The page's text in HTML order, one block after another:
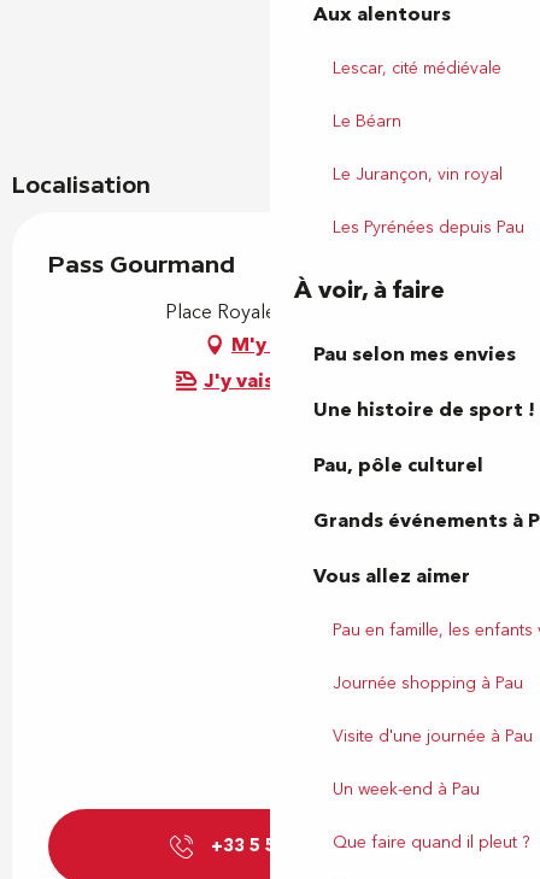
Aux alentours
Lescar, cité médiévale
Le Béarn
Le Jurançon, vin royal
Les Pyrénées depuis Pau
À voir, à faire
Pau selon mes envies
Une histoire de sport !
Pau, pôle culturel
Grands événements à
Vous allez aimer
Pau en famille, les
Journée shopping à Pau
Visite d'une journée à Pau
Un week-end à Pau
Que faire quand il pleut ?
Localisation
Pass Gourmand
Place Royale, 64000 Pau
M'y rendre
J'y vais en train !
+33 5 59 27 27▒▒